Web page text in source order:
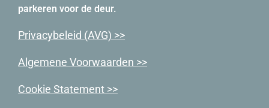
parkeren voor de deur.
Privacybeleid (AVG) >>
Algemene Voorwaarden >>
Cookie Statement >>